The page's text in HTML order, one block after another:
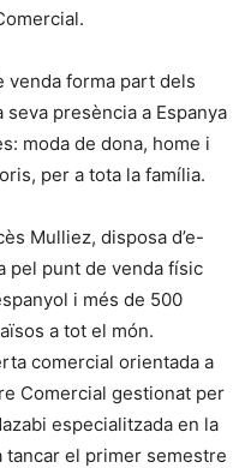
venda forma part dels
presència a Espanya
moda de dona, home i
per a tota la família.
Mulliez, disposa d’e-
pel punt de venda físic
i més de 500
a tot el món.
comercial orientada a
Comercial gestionat per
especialitzada en la
tancar el primer semestre